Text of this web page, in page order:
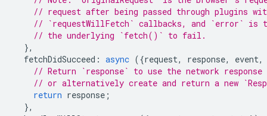
// request after being passed through plugins
// `requestWillFetch` callbacks, and `error` is
// the underlying `fetch()` to fail.
},
fetchDidSucceed : async ({request, response, event,
// Return `response` to use the network
// or alternatively create and return a new
return response ;
},